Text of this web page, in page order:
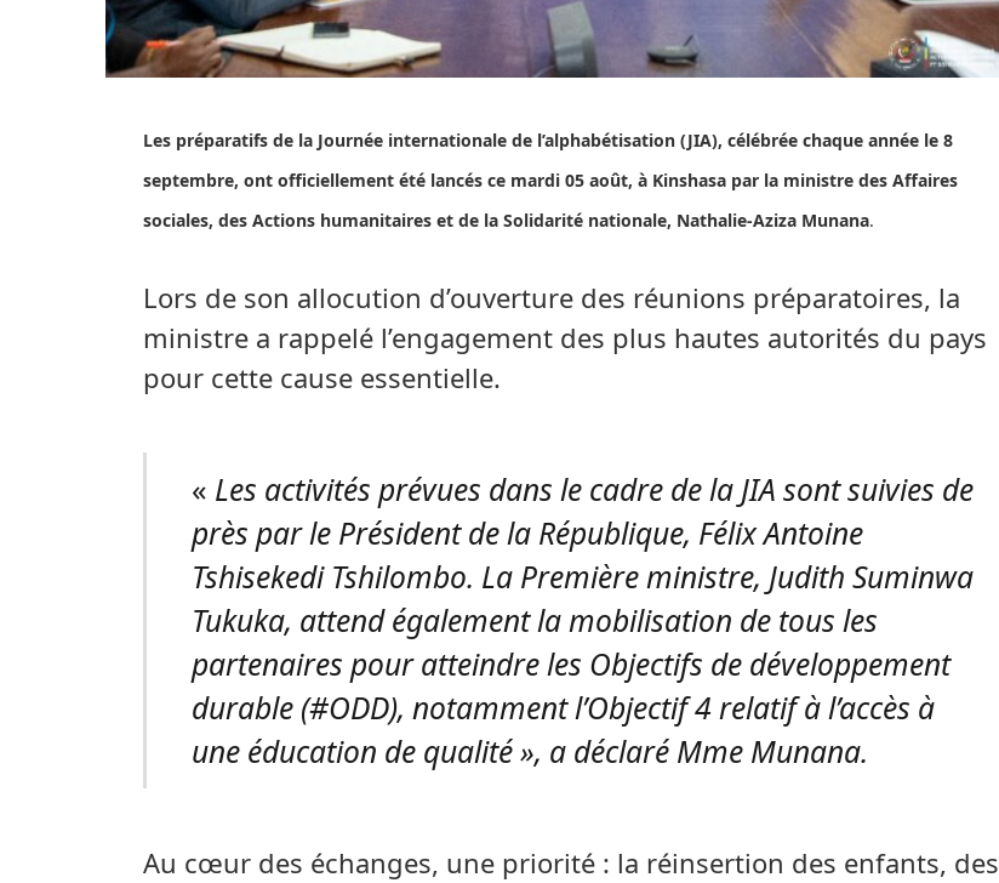
Les préparatifs de la Journée internationale de l’alphabétisation (JIA), célébrée chaque année le 8
septembre, ont officiellement été lancés ce mardi 05 août, à Kinshasa par la ministre des Affaires
sociales, des Actions humanitaires et de la Solidarité nationale, Nathalie-Aziza Munana.
Lors de son allocution d’ouverture des réunions préparatoires, la
ministre a rappelé l’engagement des plus hautes autorités du pays
pour cette cause essentielle.
« Les activités prévues dans le cadre de la JIA sont suivies de
près par le Président de la République, Félix Antoine
Tshisekedi Tshilombo. La Première ministre, Judith Suminwa
Tukuka, attend également la mobilisation de tous les
partenaires pour atteindre les Objectifs de développement
durable (#ODD), notamment l’Objectif 4 relatif à l’accès à
une éducation de qualité », a déclaré Mme Munana.
Au cœur des échanges, une priorité : la réinsertion des enfants, des